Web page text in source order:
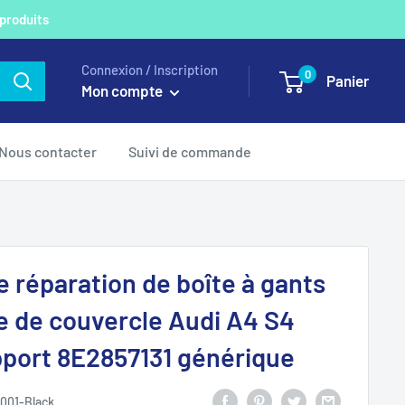
Connexion / Inscription
Mon compte
0 Panier
contacter Suivi de commande
réparation de boîte à gants
de couvercle Audi A4 S4
8E2857131 générique
Black